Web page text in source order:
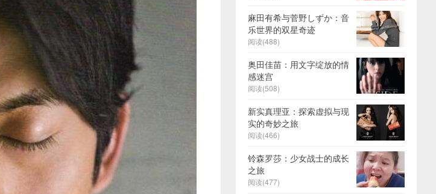
麻田有希与菅野しずか：音
乐世界的双星奇迹
阅读(488)
奥田佳苗：用文字绽放的情
感迷宫
阅读(508)
新实真理亚：探索虚拟与现
实的奇妙之旅
阅读(466)
铃森罗莎：少女战士的成长
之旅
阅读(477)